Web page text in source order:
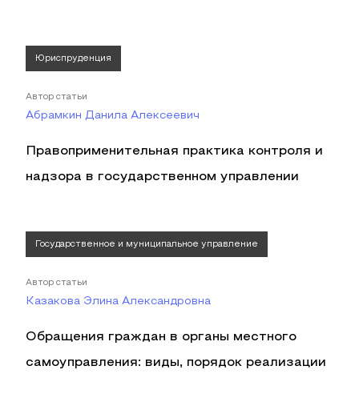
Юриспруденция
Автор статьи
Абрамкин Данила Алексеевич
Правоприменительная практика контроля и
надзора в государственном управлении
Государственное и муниципальное управление
Автор статьи
Казакова Элина Александровна
Обращения граждан в органы местного
самоуправления: виды, порядок реализации